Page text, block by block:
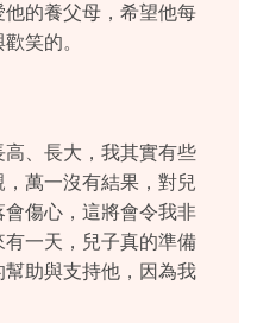
的養父母，希望他每
歡笑的。
、長大，我其實有些
萬一沒有結果，對兒
傷心，這將會令我非
一天，兒子真的準備
助與支持他，因為我